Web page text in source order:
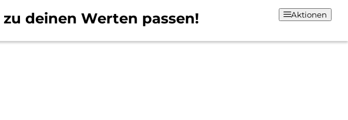
zu deinen Werten passen! Aktionen